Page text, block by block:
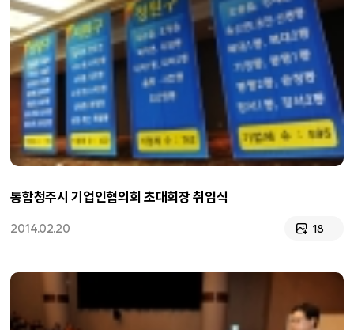
통합청주시 기업인협의회 초대회장 취임식
2014.02.20 18